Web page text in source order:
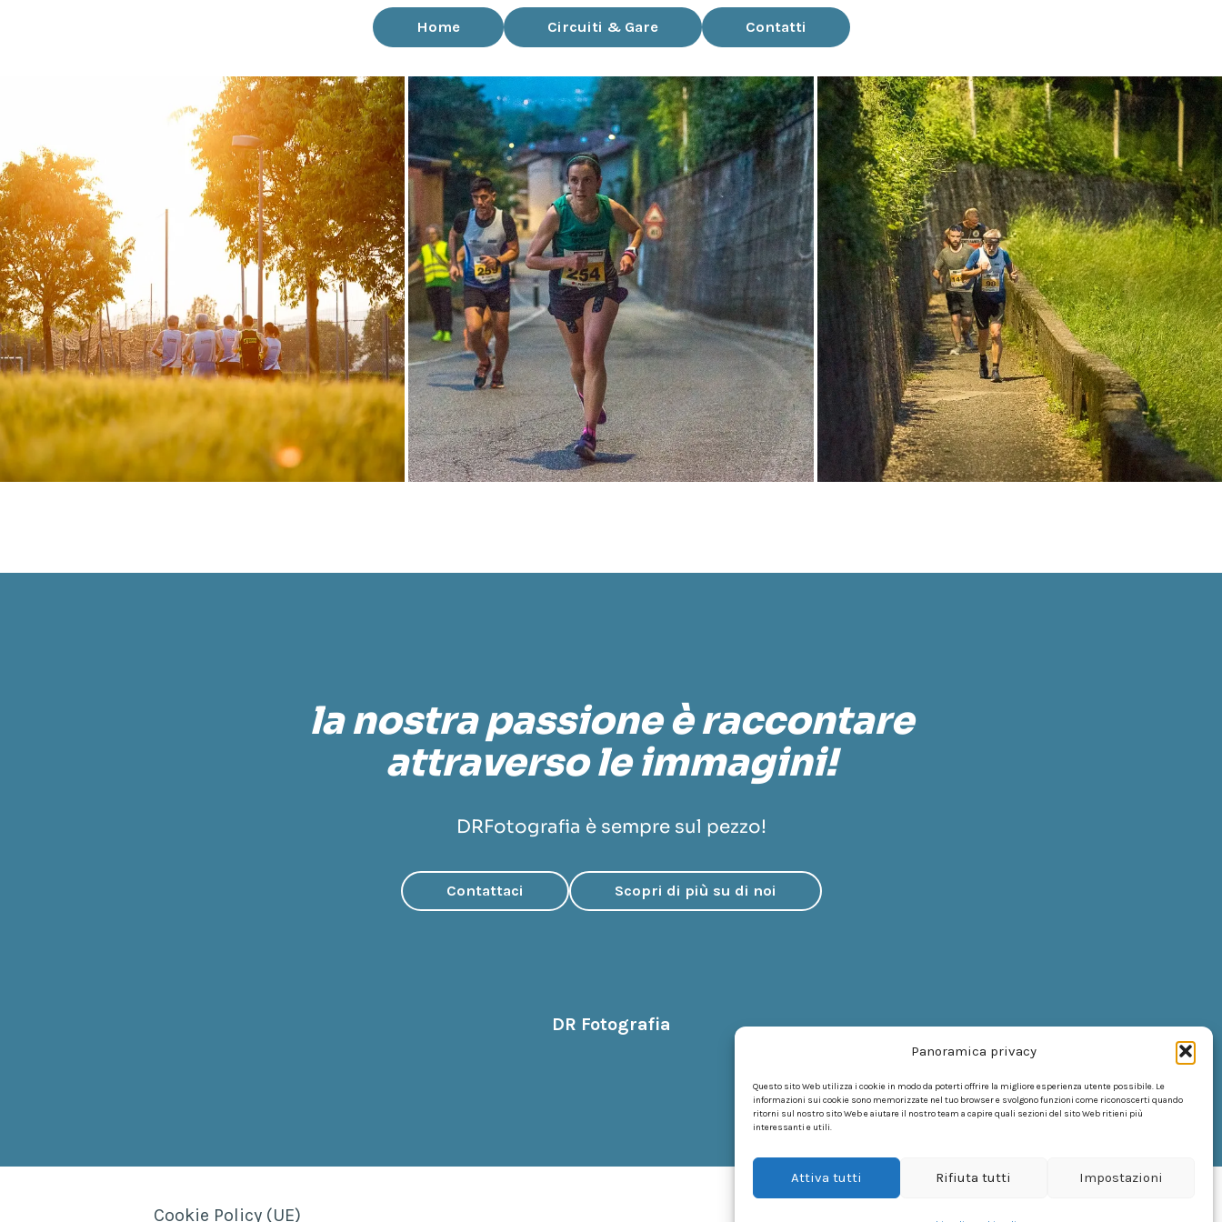
Panoramica privacy
Questo sito Web utilizza i cookie in modo da poterti offrire la migliore esperienza utente possibile. Le
informazioni sui cookie sono memorizzate nel tuo browser e svolgono funzioni come riconoscerti quando
ritorni sul nostro sito Web e aiutare il nostro team a capire quali sezioni del sito Web ritieni più
interessanti e utili.
Attiva tutti Rifiuta tutti Impostazioni
Home Circuiti & Gare Contatti
la nostra passione è raccontare
attraverso le immagini!
DRFotografia è sempre sul pezzo!
Contattaci Scopri di più su di noi
DR Fotografia
Cookie Policy (UE)